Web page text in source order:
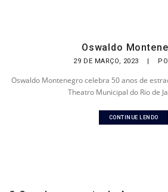
Oswaldo
29 DE MARÇO, 2023 |
Oswaldo Montenegro celebra 50 anos de
Theatro Municipal do Rio de
CONTINUE LENDO